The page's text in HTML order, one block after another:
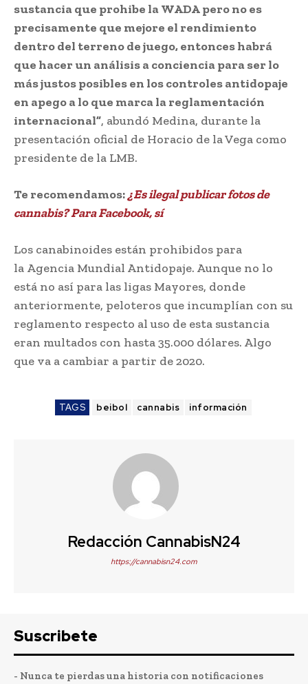
sustancia que prohibe la WADA pero no es
precisamente que mejore el rendimiento
dentro del terreno de juego, entonces habrá
que hacer un análisis a conciencia para ser lo
más justos posibles en los controles antidopaje
en apego a lo que marca la reglamentación
internacional”, abundó Medina, durante la
presentación oficial de Horacio de la Vega como
presidente de la LMB.
Te recomendamos:¿Es ilegal publicar fotos de
cannabis? Para Facebook, sí
Los canabinoides están prohibidos para
la Agencia Mundial Antidopaje. Aunque no lo
está no así para las ligas Mayores, donde
anteriormente, peloteros que incumplían con su
reglamento respecto al uso de esta sustancia
eran multados con hasta 35.000 dólares. Algo
que va a cambiar a partir de 2020.
TAGS beibol cannabis información
Redacción CannabisN24
https://cannabisn24.com
Suscribete
- Nunca te pierdas una historia con notificaciones